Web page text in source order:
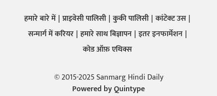
हमारे बारे में प्राइवेसी पालिसी कुकी पालिसी कांटेक्ट उस
सन्मार्ग में करियर हमारे साथ बिज्ञापन इतर इनफार्मेशन
कोड ऑफ़ एथिक्स
© 2015-2025 Sanmarg Hindi Daily
Powered byQuintype